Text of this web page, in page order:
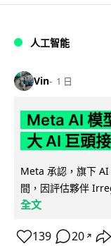
人工智能
Vin 1 日
Meta AI 模
大 AI 巨頭
Meta 承認，旗下
間，因評估夥伴
全文
139 20 ↗